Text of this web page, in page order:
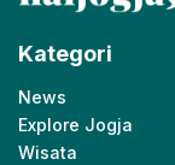
Kategori
News
Explore Jogja
Wisata